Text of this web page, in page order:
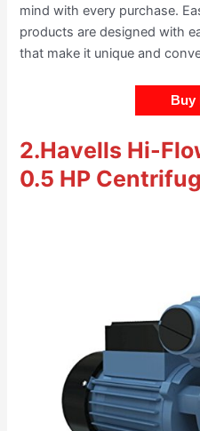
mind with every purchase.
products are designed with
that make it unique and
Buy
2.Havells Hi-
0.5 HP